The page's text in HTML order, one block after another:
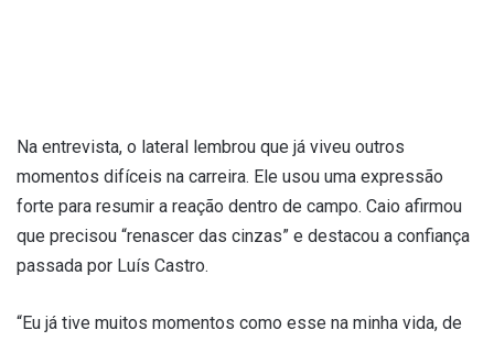
Na entrevista, o lateral lembrou que já viveu outros
momentos difíceis na carreira. Ele usou uma expressão
forte para resumir a reação dentro de campo. Caio afirmou
que precisou “renascer das cinzas” e destacou a confiança
passada por Luís Castro.
“Eu já tive muitos momentos como esse na minha vida, de